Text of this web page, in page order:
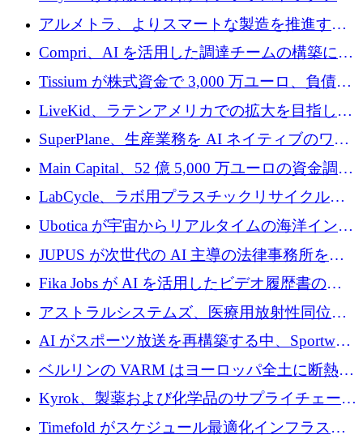
プラットフォームを拡張するために 242 万ユ
ーロを調達
アルメトラ、よりスマートな製造を推進する
ためにシリーズ A で 1,630 万ユーロを確保
Compri、AI を活用した調達チームの構築に
320 万ユーロを確保
Tissium が株式資金で 3,000 万ユーロ、負債で
3,000 万ユーロを調達
LiveKid、ラテンアメリカでの拡大を目指して
Aldea を買収
SuperPlane、生産業務を AI ネイティブのワー
クフロー層に変えるために 260 万ドルを確保
Main Capital、52 億 5,000 万ユーロの資金調達
でエンタープライズ ソフトウェアの開発を倍
LabCycle、ラボ用プラスチックリサイクルシ
ステムを商業化し、焼却廃棄物を削減するた
めに43万ポンドを確保
Ubotica が宇宙からリアルタイムの海洋インテ
リジェンスを拡張するために 1,100 万ドルを
JUPUS が次世代の AI 主導の法律事務所を強
化するために 1,300 万ユーロを調達
Fika Jobs が AI を活用したビデオ履歴書のた
めに 400 万ドルを調達
アストラルシステムズ、医療用放射性同位元
素の世界的な不足に対処するために2,300万ポ
ンドを調達
AI がスポーツ放送を再構築する中、Sportway
が 2,000 万ユーロを調達
ベルリンの VARM はヨーロッパ全土に断熱材
を拡張するために 1,750 万ユーロを投資
Kyrok、製薬および化学品のサプライチェーン
に AI を導入するために 310 万ユーロを確保
Timefold がスケジュール最適化インフラスト